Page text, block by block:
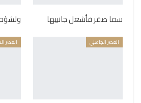
سما صقر فأشعل جانبيها
العصر الجاهلي العصر